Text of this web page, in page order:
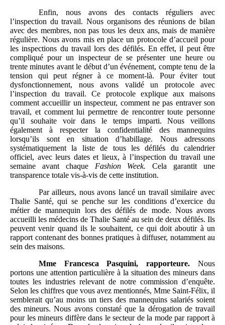
Enfin, nous avons des contacts réguliers avec
l’inspection du travail. Nous organisons des réunions de bilan
avec des membres, non pas tous les deux ans, mais de manière
régulière. Nous avons mis en place un protocole d’accueil pour
les inspections du travail lors des défilés. En effet, il peut être
compliqué pour un inspecteur de se présenter une heure ou
trente minutes avant le début d’un événement, compte tenu de la
tension qui peut régner à ce moment-là. Pour éviter tout
dysfonctionnement, nous avons validé un protocole avec
l’inspection du travail. Ce protocole explique aux maisons
comment accueillir un inspecteur, comment ne pas entraver son
travail, et comment lui permettre de rencontrer toute personne
qu’il souhaite voir dans le temps imparti. Nous veillons
également à respecter la confidentialité des mannequins
lorsqu’ils sont en situation d’habillage. Nous adressons
systématiquement la liste de tous les défilés du calendrier
officiel, avec leurs dates et lieux, à l’inspection du travail une
semaine avant chaque Fashion Week. Cela garantit une
transparence totale vis-à-vis de cette institution.
Par ailleurs, nous avons lancé un travail similaire avec
Thalie Santé, qui se penche sur les conditions d’exercice du
métier de mannequin lors des défilés de mode. Nous avons
accueilli les médecins de Thalie Santé au sein de deux défilés. Ils
peuvent venir quand ils le souhaitent, ce qui doit aboutir à un
rapport contenant des bonnes pratiques à diffuser, notamment au
sein des maisons.
Mme
Francesca Pasquini, rapporteure. Nous
portons une attention particulière à la situation des mineurs dans
toutes les industries relevant de notre commission d’enquête.
Selon les chiffres que vous avez mentionnés, Mme Saint-Félix, il
semblerait qu’au moins un tiers des mannequins salariés soient
des mineurs. Nous avons constaté que la dérogation de travail
pour les mineurs diffère dans le secteur de la mode par rapport à